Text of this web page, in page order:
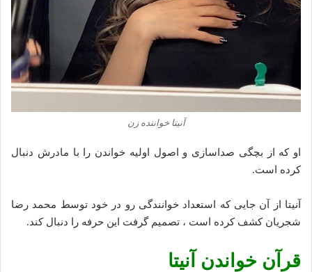
آنیتا خواننده زن
او که از بچگی صداسازی و اصول اولیه خواندن را با مادرش دنبال
کرده است.
آنیتا از آن جایى که استعداد خوانندگى رو در خود توسط محمد رضا
شجریان کشف کرده است ، تصمیم گرفت این حرفه را دنبال کند.
قرآن خواندن آنیتا